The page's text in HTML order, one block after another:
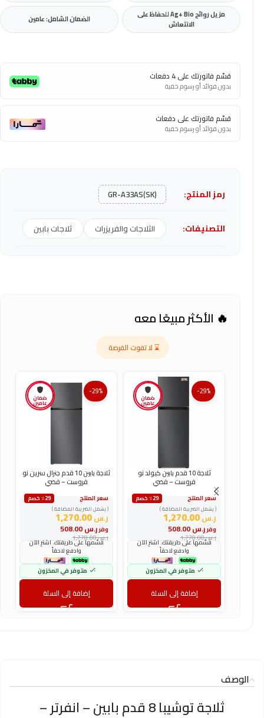
مزيل روائح Ag+ Bio للحفاظ على
الانتعاش
الضمان الشامل: عامين
قسّم فاتورتك على 4 دفعات
بدون فوائد أو رسوم خفية
قسّم فاتورتك على دفعات
بدون فوائد أو رسوم خفية
رمز المنتج: GR-A33AS(SK)
التصنيفات: الثلاجات والفريزرات ثلاجات بابين
🔥 الأكثر مبيعًا معه
⌛ لا تفوت الفرصة
ضمان
عامين
-29%
ثلاجة 10 قدم بابين كيولد نو
فروست – فضي
سعر المنتج
٪29 خصم
( يشمل الضريبة المضافة )
ر.س1,270.00
وفرر.س
ر.س1,778.00
قسّمها على طريقتك. اشترِ الآن
وادفع لاحقاً
متوفر في المخزون
إضافة إلى السلة
ضمان
عامين
-29%
ثلاجة بابين 10 قدم جنرال سرين نو
فروست – فضي
سعر المنتج
٪29 خصم
( يشمل الضريبة المضافة )
ر.س1,270.00
وفرر.س
ر.س1,778.00
قسّمها على طريقتك. اشترِ الآن
وادفع لاحقاً
متوفر في المخزون
إضافة إلى السلة
الوصف
ثلاجة توشيبا 8 قدم بابين – انفرتر –